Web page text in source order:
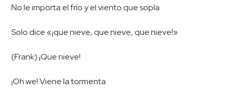
No le importa el frío y el viento que sopla
Solo dice «¡que nieve, que nieve, que nieve!»
(Frank) ¡Que nieve!
¡Oh we! Viene la tormenta